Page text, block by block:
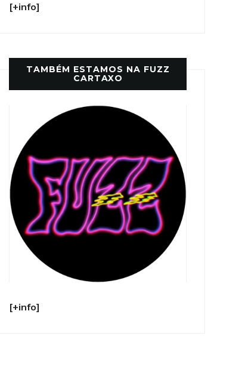
[+info]
TAMBÉM ESTAMOS NA FUZZ
CARTAXO
[+info]